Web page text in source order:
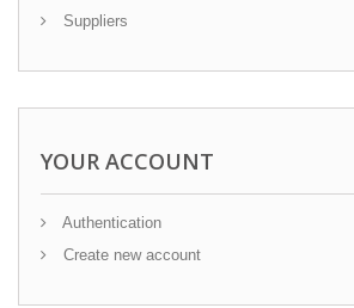
Suppliers
YOUR ACCOUNT
Authentication
Create new account